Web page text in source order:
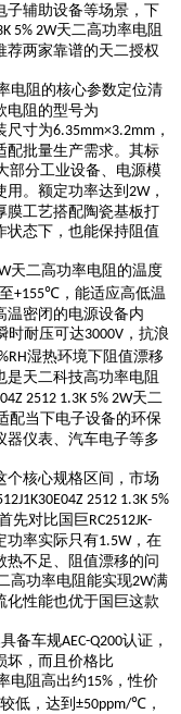
子辅助设备等场景，下
5% 2W天二高功率电阻
荐两家靠谱的天二授权
电阻的核心参数定位清
电阻的型号为
尺寸为6.35mm×3.2mm ，
配批量生产需求。其标
部分工业设备、电源模
用。额定功率达到 2W，
膜工艺搭配陶瓷基板打
状态下，也能保持阻值
天二高功率电阻的温度
至+155℃ ，能适应高低温
温密闭的电源设备内
时耐压可达3000V ，抗浪
湿热环境下阻值漂移
是天二科技高功率电阻
2512 1.3K 5% 2W天二
配当下电子设备的环保
器仪表、汽车电子等多
个核心规格区间，市场
2512 1.3K 5%
先对比国巨RC2512JK-
功率实际只有1.5W，在
热不足、阻值漂移的问
高功率电阻能实现2W满
化性能也优于国巨这款
备车规AEC-Q200认证，
坏，而且价格比
电阻高出约15% ，性价
低，达到 ±50ppm/℃ ，